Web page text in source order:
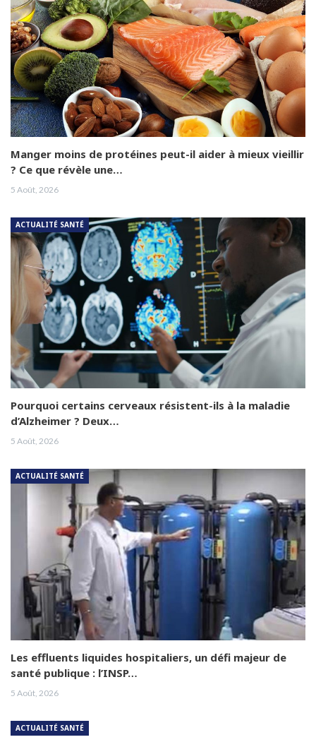
Manger moins de protéines peut-il aider à mieux vieillir
? Ce que révèle une…
5 Août, 2026
ACTUALITÉ SANTÉ
Pourquoi certains cerveaux résistent-ils à la maladie
d’Alzheimer ? Deux…
5 Août, 2026
ACTUALITÉ SANTÉ
Les effluents liquides hospitaliers, un défi majeur de
santé publique : l’INSP…
5 Août, 2026
ACTUALITÉ SANTÉ